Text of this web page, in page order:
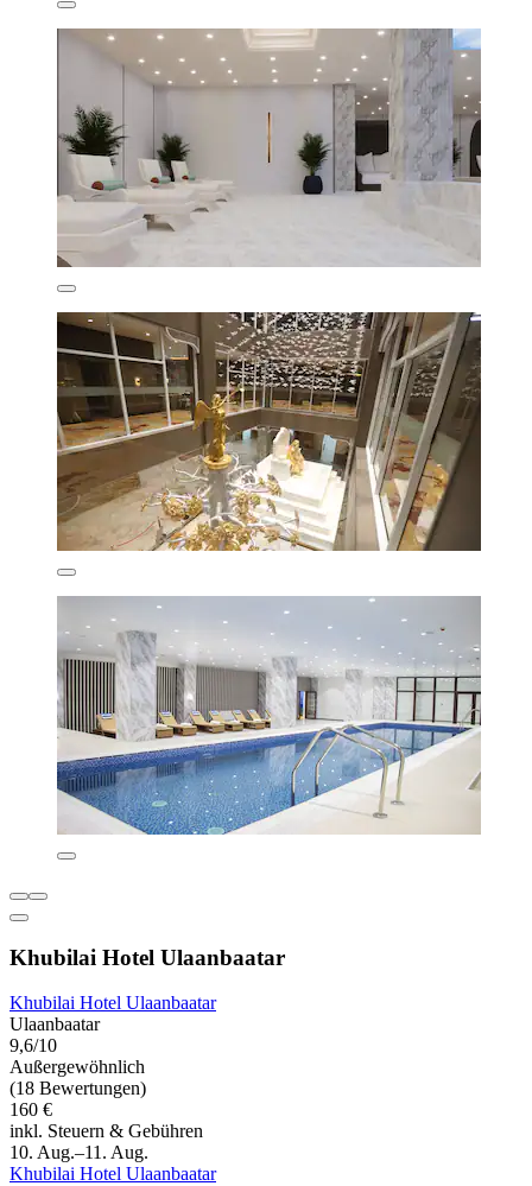
Khubilai Hotel Ulaanbaatar
Khubilai Hotel Ulaanbaatar
Ulaanbaatar
9,6/10
Außergewöhnlich
(18 Bewertungen)
160 €
inkl. Steuern & Gebühren
10. Aug.–11. Aug.
Khubilai Hotel Ulaanbaatar